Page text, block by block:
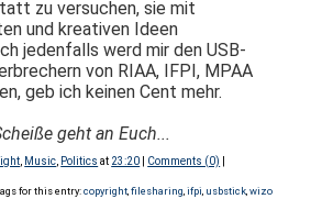
zu versuchen, sie mit
und kreativen Ideen
jedenfalls werd mir den USB-
von RIAA, IFPI, MPAA
geb ich keinen Cent mehr.
geht an Euch...
Music Politics at 23:20 Comments (0)
for this entry:copyright, filesharing ifpi usbstick, wizo